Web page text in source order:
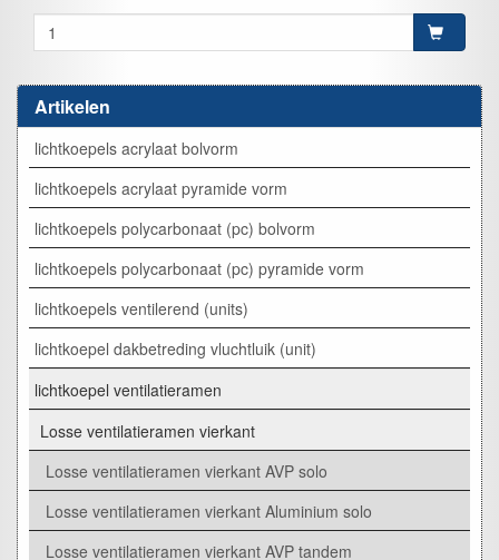
Artikelen
lichtkoepels acrylaat bolvorm
lichtkoepels acrylaat pyramide vorm
lichtkoepels polycarbonaat (pc) bolvorm
lichtkoepels polycarbonaat (pc) pyramide vorm
lichtkoepels ventilerend (units)
lichtkoepel dakbetreding vluchtluik (unit)
lichtkoepel ventilatieramen
Losse ventilatieramen vierkant
Losse ventilatieramen vierkant AVP solo
Losse ventilatieramen vierkant Aluminium solo
Losse ventilatieramen vierkant AVP tandem